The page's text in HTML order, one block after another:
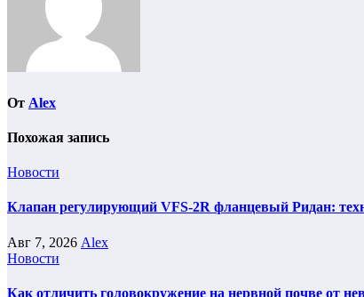
От Alex
Похожая запись
Новости
Клапан регулирующий VFS-2R фланцевый Ридан:
Авг 7, 2026 Alex
Новости
Как отличить головокружение на нервной почве от